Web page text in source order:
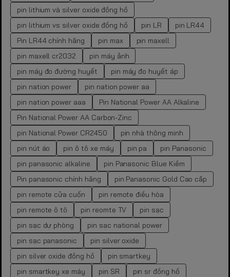
pin lithium và silver oxide đồng hồ
pin lithium vs silver oxide đồng hồ
pin LR
pin LR44
Pin LR44 chính hãng
pin max
pin maxell
pin maxell cr2032
pin máy ảnh
pin máy đo đường huyết
pin máy đo huyết áp
pin nation power
pin nation power aa
pin nation power aaa
Pin National Power AA Alkaline
Pin National Power AA Carbon-Zinc
pin National Power CR2450
pin nhà thông minh
pin nút áo
pin ô tô xe máy pin pa
pin Panasonic
pin panasonic alkaline
pin Panasonic Blue Kiềm
Pin panasonic chính hãng
pin Panasonic Gold Cao cấp
pin remote cửa cuốn
pin remote điều hòa
pin remote ô tô
pin reomte TV
pin sạc
pin sạc dự phòng
pin sạc national power
pin sạc panasonic
pin silver oxide
pin silver oxide đồng hồ
pin smartkey
pin smartkey xe máy
pin SR
pin sr đồng hồ